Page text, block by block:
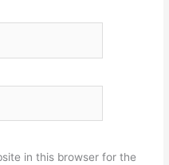
in this browser for the